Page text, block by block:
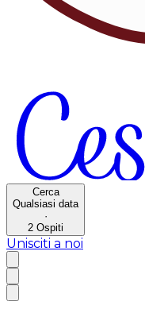
Cerca
Qualsiasi data
·
2 Ospiti
Unisciti a noi